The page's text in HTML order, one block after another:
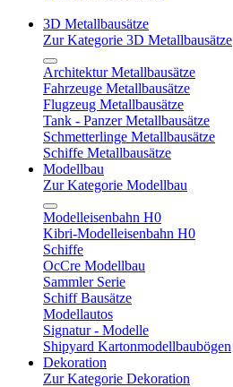
3D Metallbausätze
Zur Kategorie 3D Metallbausätze
Architektur Metallbausätze
Fahrzeuge Metallbausätze
Flugzeug Metallbausätze
Tank - Panzer Metallbausätze
Schmetterlinge Metallbausätze
Schiffe Metallbausätze
Modellbau
Zur Kategorie Modellbau
Modelleisenbahn H0
Kibri-Modelleisenbahn H0
Schiffe
OcCre Modellbau
Sammler Serie
Schiff Bausätze
Modellautos
Signatur - Modelle
Shipyard Kartonmodellbaubögen
Dekoration
Zur Kategorie Dekoration